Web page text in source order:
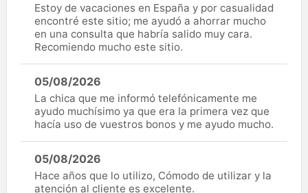
Estoy de vacaciones en España y por casualidad
encontré este sitio; me ayudó a ahorrar mucho
en una consulta que habría salido muy cara.
Recomiendo mucho este sitio.
05/08/2026
La chica que me informó telefónicamente me
ayudo muchísimo ya que era la primera vez que
hacía uso de vuestros bonos y me ayudo mucho.
05/08/2026
Hace años que lo utilizo, Cómodo de utilizar y la
atención al cliente es excelente.